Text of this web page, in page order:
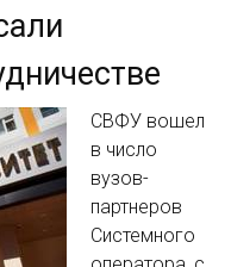
СВФУ вошел
в число
вузов-
партнеров
Системного